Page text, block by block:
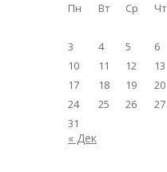
Пн
Вт Ср Чт
3
4 5 6
10
11 12 13
17
18 19 20
24
25 26 27
31
« Дек